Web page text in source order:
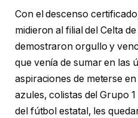
Con el descenso
midieron al filial del Celta
demostraron orgullo y
que venía de sumar en las
aspiraciones de meterse
azules, colistas del Grupo
del fútbol estatal, les